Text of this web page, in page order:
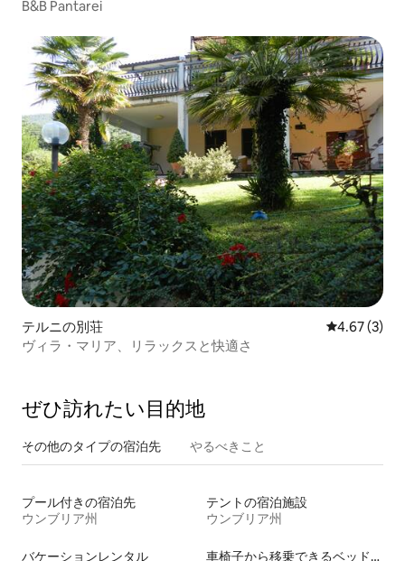
B&B Pantarei
テルニの別荘 レビュー3
4.67 (3)
ヴィラ・マリア、リラックスと快適さ
ぜひ訪⁠れ⁠た⁠い目⁠的⁠地
その他のタ⁠イ⁠プ⁠の宿⁠泊⁠先 やるべきこと
プール付きの宿泊先
ウンブリア州
テントの宿泊施設
ウンブリア州
バケーションレンタル
車椅子から移乗できるベッドがある宿泊施設